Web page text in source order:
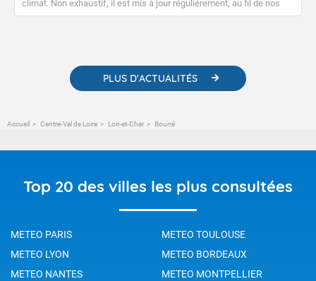
climat. Non exhaustif, il est mis à jour régulièrement, au fil de nos
publications. Vous y trouverez également des liens utiles vers nos
PLUS D'ACTUALITÉS
Accueil Centre-Val de Loire Loir-et-Cher Bourré
Top 20 des villes les plus consultées
METEO PARIS
METEO TOULOUSE
METEO LYON
METEO BORDEAUX
METEO NANTES
METEO MONTPELLIER